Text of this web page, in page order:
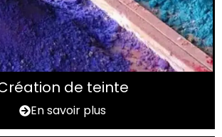
de teinte
En savoir plus